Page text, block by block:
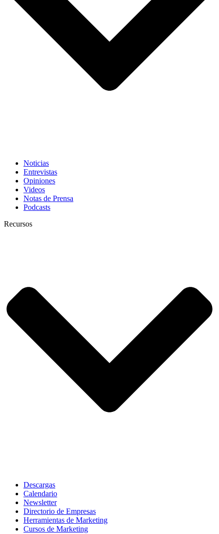
Noticias
Entrevistas
Opiniones
Videos
Notas de Prensa
Podcasts
Recursos
Descargas
Calendario
Newsletter
Directorio de Empresas
Herramientas de Marketing
Cursos de Marketing